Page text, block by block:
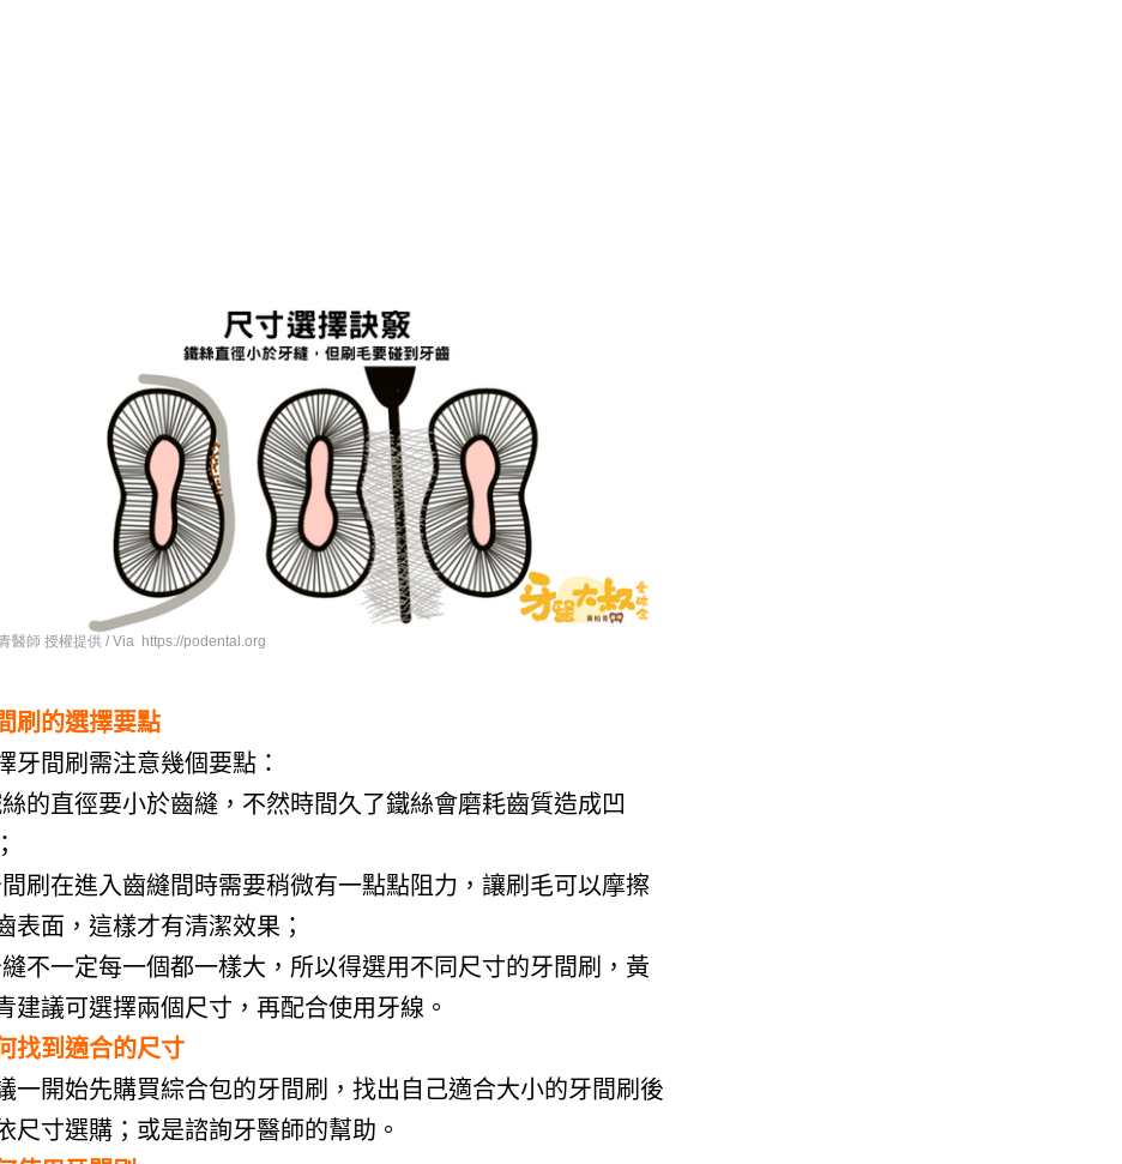
醫師 授權提供 / Via https://podental.org
刷的選擇要點
牙間刷需注意幾個要點：
的直徑要小於齒縫，不然時間久了鐵絲會磨耗齒質造成凹
間刷在進入齒縫間時需要稍微有一點點阻力，讓刷毛可以摩擦
表面，這樣才有清潔效果；
不一定每一個都一樣大，所以得選用不同尺寸的牙間刷，黃
建議可選擇兩個尺寸，再配合使用牙線。
找到適合的尺寸
一開始先購買綜合包的牙間刷，找出自己適合大小的牙間刷後
尺寸選購；或是諮詢牙醫師的幫助。